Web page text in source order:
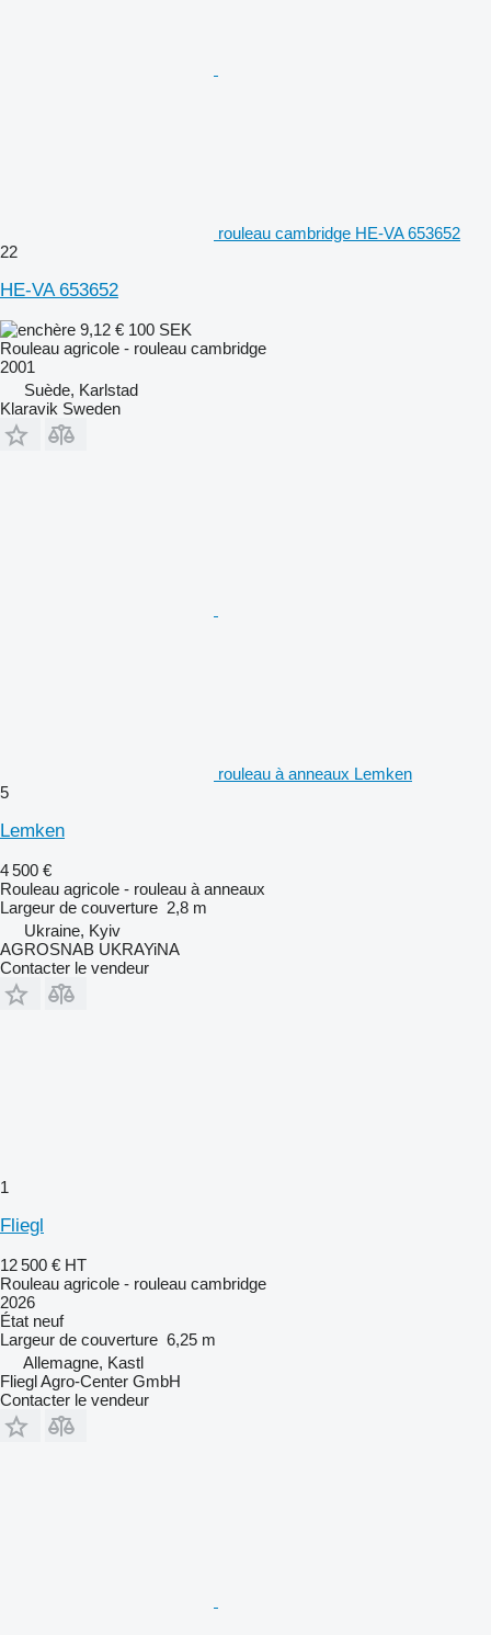
rouleau cambridge HE-VA 653652
22
HE-VA 653652
9,12 € 100 SEK
Rouleau agricole - rouleau cambridge
2001
Suède, Karlstad
Klaravik Sweden
rouleau à anneaux Lemken
5
Lemken
4 500 €
Rouleau agricole - rouleau à anneaux
Largeur de couverture 2,8 m
Ukraine, Kyiv
AGROSNAB UKRAYiNA
Contacter le vendeur
1
Fliegl
12 500 € HT
Rouleau agricole - rouleau cambridge
2026
État neuf
Largeur de couverture 6,25 m
Allemagne, Kastl
Fliegl Agro-Center GmbH
Contacter le vendeur